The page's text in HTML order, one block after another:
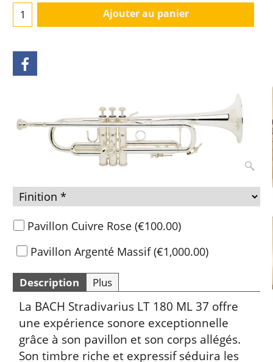
Ajouter au panier
Pavillon Cuivre Rose (€100.00)
Pavillon Argenté Massif(€1,000.00)
Description Plus
La BACH Stradivarius LT 180 ML 37 offre
une expérience sonore exceptionnelle
grâce à son pavillon et son corps allégés.
Son timbre riche et expressif séduira les